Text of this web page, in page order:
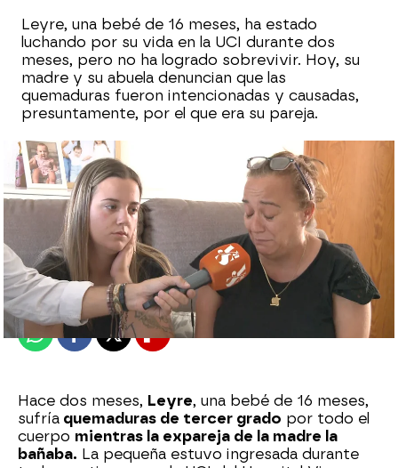
Leyre, una bebé de 16 meses, ha estado
luchando por su vida en la UCI durante dos
meses, pero no ha logrado sobrevivir. Hoy, su
madre y su abuela denuncian que las
quemaduras fueron intencionadas y causadas,
presuntamente, por el que era su pareja.
Sara Sanz Navarro
Publicado:03 de junio de 2026, 17:14
WhatsappFacebook
X Flipboard
Hace dos meses, Leyre, una bebé de 16 meses,
sufría quemaduras de tercer grado por todo el
cuerpo mientras la expareja de la madre la
bañaba. La pequeña estuvo ingresada durante